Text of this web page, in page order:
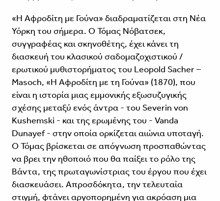
«Η Αφροδίτη με Γούνα» διαδραματίζεται στη Νέα
Υόρκη του σήμερα. Ο Τόμας Νόβατσεκ,
συγγραφέας και σκηνοθέτης, έχει κάνει τη
διασκευή του κλασικού σαδομαζοχιστικού /
ερωτικού μυθιστορήματος του Leopold Sacher –
Masoch, «Η Αφροδίτη με τη Γούνα» (1870), που
είναι η ιστορία μιας εμμονικής εξωσυζυγικής
σχέσης μεταξύ ενός άντρα - του Severin von
Kushemski - και της ερωμένης του - Vanda
Dunayef - στην οποία ορκίζεται αιώνια υποταγή.
Ο Τόμας βρίσκεται σε απόγνωση προσπαθώντας
να βρει την ηθοποιό που θα παίξει το ρόλο της
Βάντα, της πρωταγωνίστριας του έργου που έχει
διασκευάσει. Απροσδόκητα, την τελευταία
στιγμή, φτάνει αργοπορημένη για ακρόαση μια